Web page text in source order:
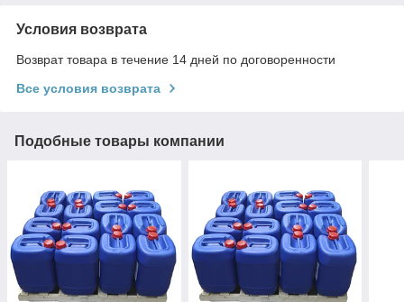
Условия возврата
Возврат товара в течение 14 дней по договоренности
Все условия возврата
Подобные товары компании